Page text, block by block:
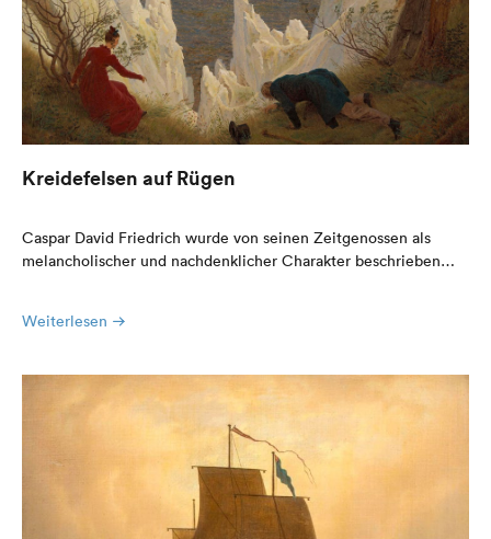
Kreidefelsen auf Rügen
Caspar David Friedrich wurde von seinen Zeitgenossen als
melancholischer und nachdenklicher Charakter beschrieben…
Weiterlesen